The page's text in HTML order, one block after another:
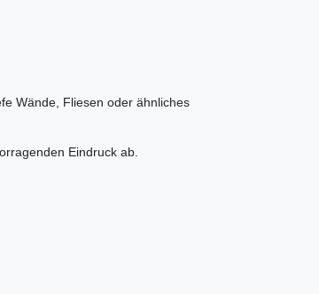
Wände, Fliesen oder ähnliches
Eindruck ab.